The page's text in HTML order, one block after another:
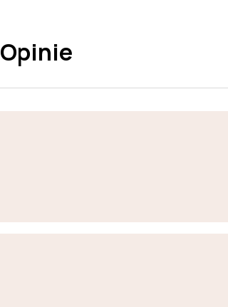
Opinie